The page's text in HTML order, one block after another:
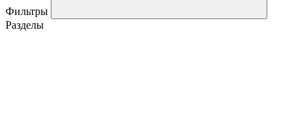
Фильтры
Разделы